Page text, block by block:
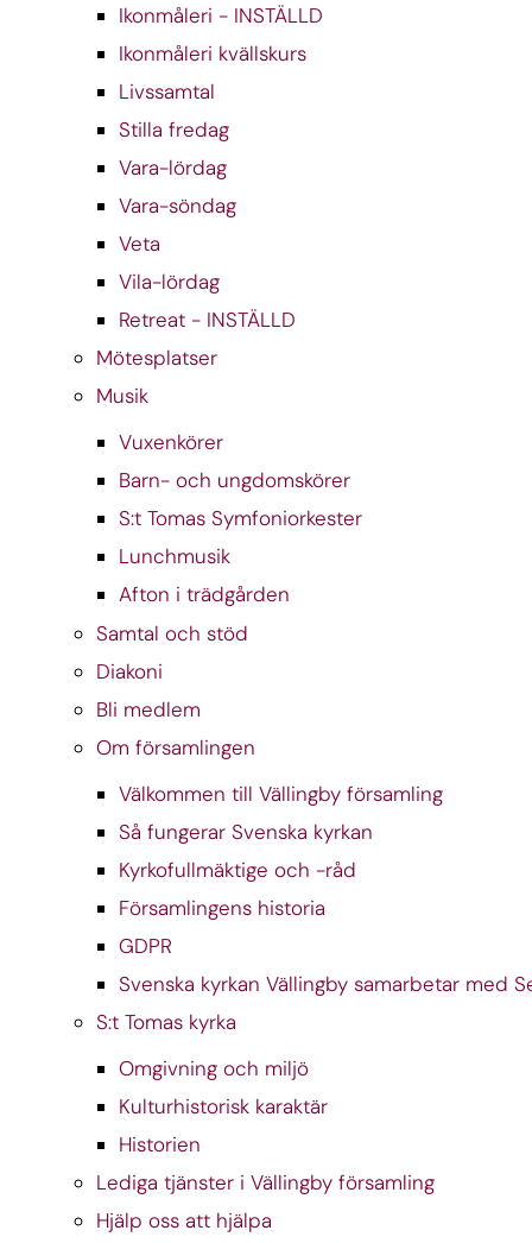
Ikonmåleri - INSTÄLLD
Ikonmåleri kvällskurs
Livssamtal
Stilla fredag
Vara-lördag
Vara-söndag
Veta
Vila-lördag
Retreat - INSTÄLLD
Mötesplatser
Musik
Vuxenkörer
Barn- och ungdomskörer
S:t Tomas Symfoniorkester
Lunchmusik
Afton i trädgården
Samtal och stöd
Diakoni
Bli medlem
Om församlingen
Välkommen till Vällingby församling
Så fungerar Svenska kyrkan
Kyrkofullmäktige och -råd
Församlingens historia
GDPR
Svenska kyrkan Vällingby samarbetar med
S:t Tomas kyrka
Omgivning och miljö
Kulturhistorisk karaktär
Historien
Lediga tjänster i Vällingby församling
Hjälp oss att hjälpa